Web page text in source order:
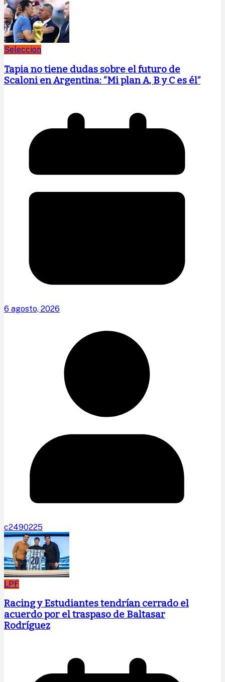
Compartir
Seleccion
Tapia no tiene dudas sobre el futuro de
Scaloni en Argentina: “Mi plan A, B y C es él”
6 agosto, 2026
c2490225
LPF
Racing y Estudiantes tendrían cerrado el
acuerdo por el traspaso de Baltasar
Rodríguez